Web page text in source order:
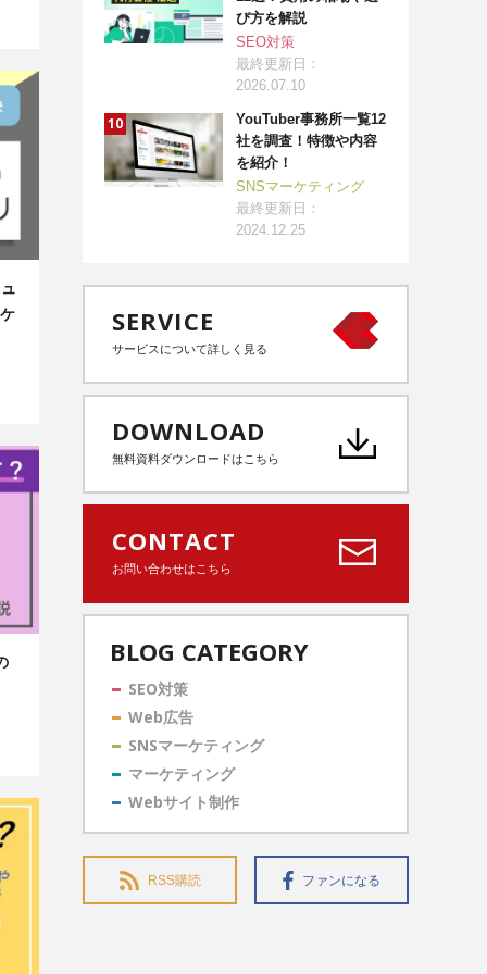
び方を解説
SEO対策
最終更新日：
2026.07.10
YouTuber事務所一覧12
社を調査！特徴や内容
を紹介！
SNSマーケティング
最終更新日：
2024.12.25
SERVICE
サービスについて詳しく見る
DOWNLOAD
無料資料ダウンロードはこちら
CONTACT
お問い合わせはこちら
BLOG CATEGORY
SEO対策
Web広告
SNSマーケティング
マーケティング
Webサイト制作
RSS購読 ファンになる